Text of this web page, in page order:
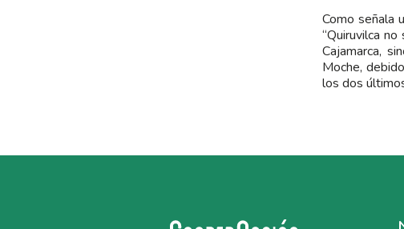
Como señala
“Quiruvilca
Cajamarca,
Moche,
los dos